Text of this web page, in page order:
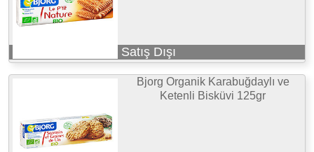
Satış Dışı
Bjorg Organik Karabuğdaylı ve
Ketenli Bisküvi 125gr